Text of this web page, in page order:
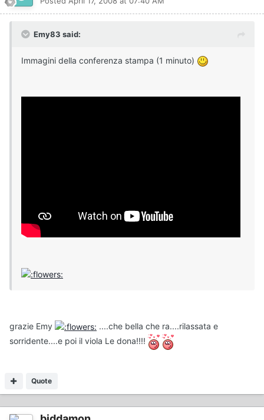
Emy83 said:
Immagini della conferenza stampa (1 minuto)
grazie Emy
....che bella che ra....rilassata e
sorridente....e poi il viola Le dona!!!!
Quote